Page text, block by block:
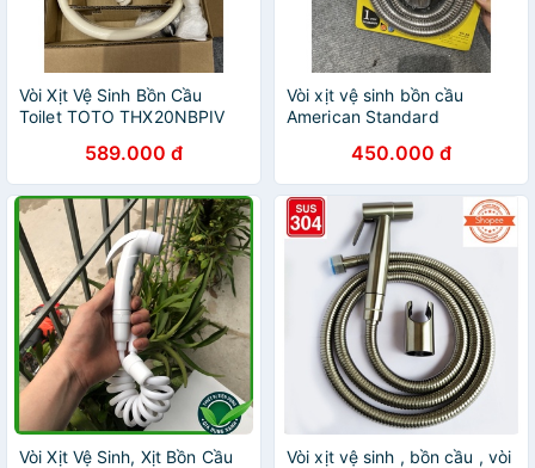
Vòi Xịt Vệ Sinh Bồn Cầu
Toilet TOTO THX20NBPIV
589.000 đ
Vòi xịt vệ sinh bồn cầu
American Standard
450.000 đ
Vòi Xịt Vệ Sinh, Xịt Bồn Cầu
Vòi xịt vệ sinh , bồn cầu , vòi